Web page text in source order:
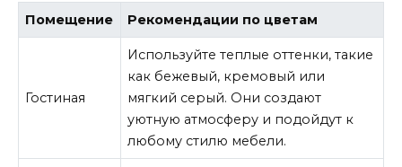
Помещение Рекомендации по цветам
Гостиная
Используйте теплые оттенки, такие
как бежевый, кремовый или
мягкий серый. Они создают
уютную атмосферу и подойдут к
любому стилю мебели.